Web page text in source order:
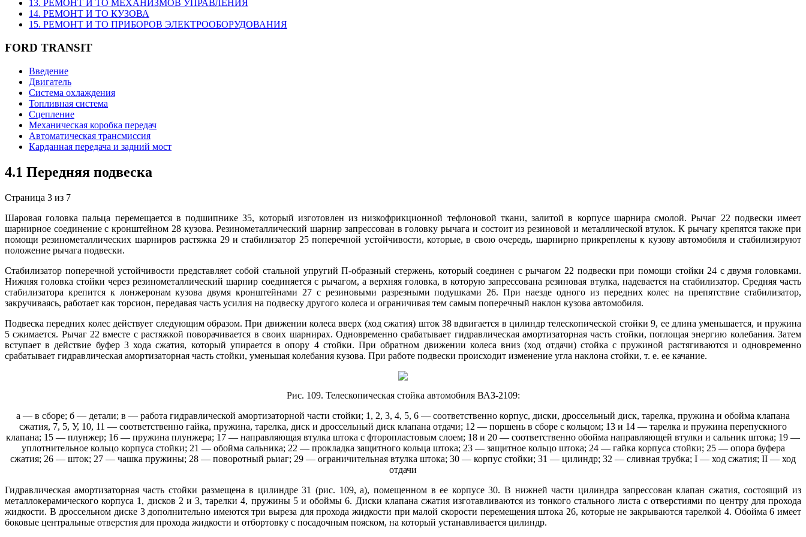
13. РЕМОНТ И ТО МЕХАНИЗМОВ УПРАВЛЕНИЯ
14. РЕМОНТ И ТО КУЗОВА
15. РЕМОНТ И ТО ПРИБОРОВ ЭЛЕКТРООБОРУДОВАНИЯ
FORD TRANSIT
Введение
Двигатель
Система охлаждения
Топливная система
Сцепление
Механическая коробка передач
Автоматическая трансмиссия
Карданная передача и задний мост
4.1 Передняя подвеска
Страница 3 из 7
Шаровая головка пальца перемещается в подшипнике 35, который изготовлен из низкофрикционной тефлоновой ткани, залитой в корпусе шарнира смолой. Рычаг 22 подвески имеет
шарнирное соединение с кронштейном 28 кузова. Резинометаллический шарнир запрессован в головку рычага и состоит из резиновой и металлической втулок. К рычагу крепятся также при
помощи резинометаллических шарниров растяжка 29 и стабилизатор 25 поперечной устойчивости, которые, в свою очередь, шарнирно прикреплены к кузову автомобиля и стабилизируют
положение рычага подвески.
Стабилизатор поперечной устойчивости представляет собой стальной упругий П-образный стержень, который соединен с рычагом 22 подвески при помощи стойки 24 с двумя головками.
Нижняя головка стойки через резинометаллический шарнир соединяется с рычагом, а верхняя головка, в которую запрессована резиновая втулка, надевается на стабилизатор. Средняя часть
стабилизатора крепится к лонжеронам кузова двумя кронштейнами 27 с резиновыми разрезными подушками 26. При наезде одного из передних колес на препятствие стабилизатор,
закручиваясь, работает как торсион, передавая часть усилия на подвеску другого колеса и ограничивая тем самым поперечный наклон кузова автомобиля.
Подвеска передних колес действует следующим образом. При движении колеса вверх (ход сжатия) шток 38 вдвигается в цилиндр телескопической стойки 9, ее длина уменьшается, и пружина
5 сжимается. Рычаг 22 вместе с растяжкой поворачивается в своих шарнирах. Одновременно срабатывает гидравлическая амортизаторная часть стойки, поглощая энергию колебания. Затем
вступает в действие буфер 3 хода сжатия, который упирается в опору 4 стойки. При обратном движении колеса вниз (ход отдачи) стойка с пружиной растягиваются и одновременно
срабатывает гидравлическая амортизаторная часть стойки, уменьшая колебания кузова. При работе подвески происходит изменение угла наклона стойки, т. е. ее качание.
Рис. 109. Телескопическая стойка автомобиля ВАЗ-2109:
а — в сборе; б — детали; в — работа гидравлической амортизаторной части стойки; 1, 2, 3, 4, 5, 6 — соответственно корпус, диски, дроссельный диск, тарелка, пружина и обойма клапана
сжатия, 7, 5, У, 10, 11 — соответственно гайка, пружина, тарелка, диск и дроссельный диск клапана отдачи; 12 — поршень в сборе с кольцом; 13 и 14 — тарелка и пружина перепускного
клапана; 15 — плунжер; 16 — пружина плунжера; 17 — направляющая втулка штока с фторопластовым слоем; 18 и 20 — соответственно обойма направляющей втулки и сальник штока; 19 —
уплотнительное кольцо корпуса стойки; 21 — обойма сальника; 22 — прокладка защитного кольца штока; 23 — защитное кольцо штока; 24 — гайка корпуса стойки; 25 — опора буфера
сжатия; 26 — шток; 27 — чашка пружины; 28 — поворотный рьиаг; 29 — ограничительная втулка штока; 30 — корпус стойки; 31 — цилиндр; 32 — сливная трубка; I — ход сжатия; II — ход
отдачи
Гидравлическая амортизаторная часть стойки размещена в цилиндре 31 (рис. 109, а), помещенном в ее корпусе 30. В нижней части цилиндра запрессован клапан сжатия, состоящий из
металлокерамического корпуса 1, дисков 2 и 3, тарелки 4, пружины 5 и обоймы 6. Диски клапана сжатия изготавливаются из тонкого стального листа с отверстиями по центру для прохода
жидкости. В дроссельном диске 3 дополнительно имеются три выреза для прохода жидкости при малой скорости перемещения штока 26, которые не закрываются тарелкой 4. Обойма 6 имеет
боковые центральные отверстия для прохода жидкости и отбортовку с посадочным пояском, на который устанавливается цилиндр.